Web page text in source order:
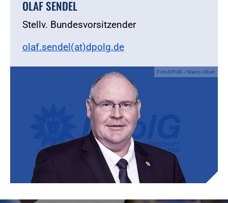
OLAF SENDEL
Stellv. Bundesvorsitzender
olaf.sendel(at)dpolg.de
Foto:DPolG / Marco Urban